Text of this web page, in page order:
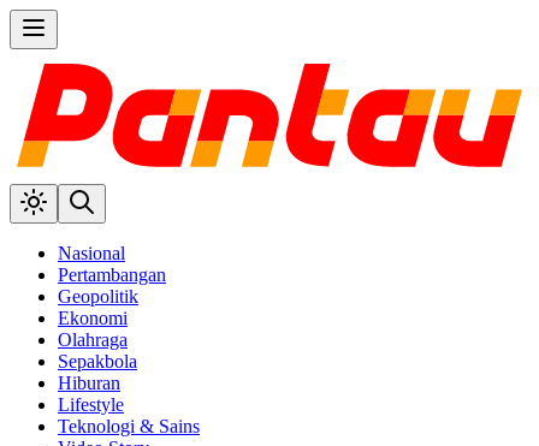
Nasional
Pertambangan
Geopolitik
Ekonomi
Olahraga
Sepakbola
Hiburan
Lifestyle
Teknologi & Sains